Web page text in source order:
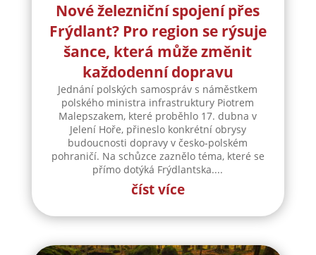
Nové železniční spojení přes
Frýdlant? Pro region se rýsuje
šance, která může změnit
každodenní dopravu
Jednání polských samospráv s náměstkem
polského ministra infrastruktury Piotrem
Malepszakem, které proběhlo 17. dubna v
Jelení Hoře, přineslo konkrétní obrysy
budoucnosti dopravy v česko-polském
pohraničí. Na schůzce zaznělo téma, které se
přímo dotýká Frýdlantska....
číst více